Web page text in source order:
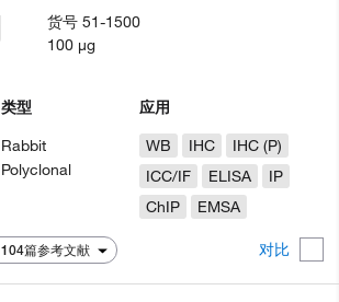
104篇参考文献 对比
类型
Rabbit
Polyclonal
应用
WB
IHC
IHC (P)
ICC/IF
ELISA
IP
ChIP
EMSA
货号51-1500
100 µg